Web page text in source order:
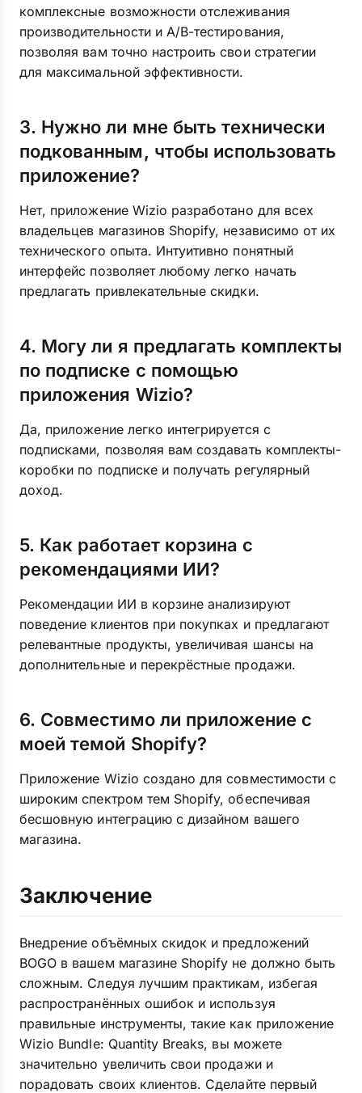
комплексные возможности отслеживания
производительности и A/B-тестирования,
позволяя вам точно настроить свои стратегии
для максимальной эффективности.
3. Нужно ли мне быть технически
подкованным, чтобы использовать
приложение?
Нет, приложение Wizio разработано для всех
владельцев магазинов Shopify, независимо от их
технического опыта. Интуитивно понятный
интерфейс позволяет любому легко начать
предлагать привлекательные скидки.
4. Могу ли я предлагать комплекты
по подписке с помощью
приложения Wizio?
Да, приложение легко интегрируется с
подписками, позволяя вам создавать комплекты-
коробки по подписке и получать регулярный
доход.
5. Как работает корзина с
рекомендациями ИИ?
Рекомендации ИИ в корзине анализируют
поведение клиентов при покупках и предлагают
релевантные продукты, увеличивая шансы на
дополнительные и перекрёстные продажи.
6. Совместимо ли приложение с
моей темой Shopify?
Приложение Wizio создано для совместимости с
широким спектром тем Shopify, обеспечивая
бесшовную интеграцию с дизайном вашего
магазина.
Заключение
Внедрение объёмных скидок и предложений
BOGO в вашем магазине Shopify не должно быть
сложным. Следуя лучшим практикам, избегая
распространённых ошибок и используя
правильные инструменты, такие как приложение
Wizio Bundle: Quantity Breaks, вы можете
значительно увеличить свои продажи и
порадовать своих клиентов. Сделайте первый